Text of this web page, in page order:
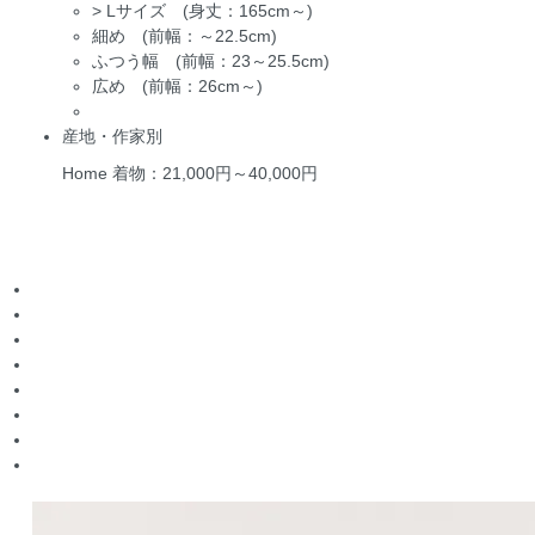
> Lサイズ (身丈：165cm～)
細め (前幅：～22.5cm)
ふつう幅 (前幅：23～25.5cm)
広め (前幅：26cm～)
産地・作家別
Home 着物：21,000円～40,000円